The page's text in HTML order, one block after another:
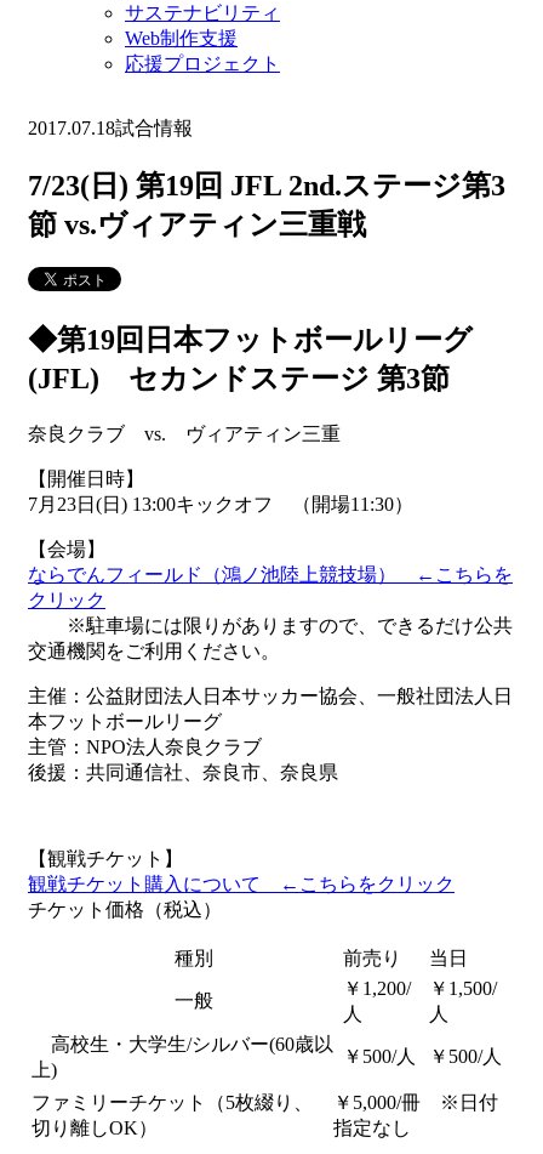
サステナビリティ
Web制作支援
応援プロジェクト
2017.07.18試合情報
7/23(日) 第19回 JFL 2nd.ステージ第3
節 vs.ヴィアティン三重戦
◆第19回日本フットボールリーグ
(JFL) セカンドステージ 第3節
奈良クラブ vs. ヴィアティン三重
【開催日時】
7月23日(日) 13:00キックオフ （開場11:30）
【会場】
ならでんフィールド（鴻ノ池陸上競技場） ←こちらを
クリック
※駐車場には限りがありますので、できるだけ公共
交通機関をご利用ください。
主催：公益財団法人日本サッカー協会、一般社団法人日
本フットボールリーグ
主管：NPO法人奈良クラブ
後援：共同通信社、奈良市、奈良県
【観戦チケット】
観戦チケット購入について ←こちらをクリック
チケット価格（税込）
種別 前売り 当日
一般
￥1,200/
人
￥1,500/
人
高校生・大学生/シルバー(60歳以
上)
￥500/人 ￥500/人
ファミリーチケット（5枚綴り、
切り離しOK）
￥5,000/冊 ※日付
指定なし